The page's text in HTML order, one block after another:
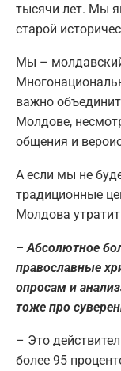
тысячи лет. Мы
старой
Мы –
важно
Молдове,
общения и
А если мы не
традиционные
Молдова
– Абсолютное
православные
опросам и
тоже про
– Это
более 95